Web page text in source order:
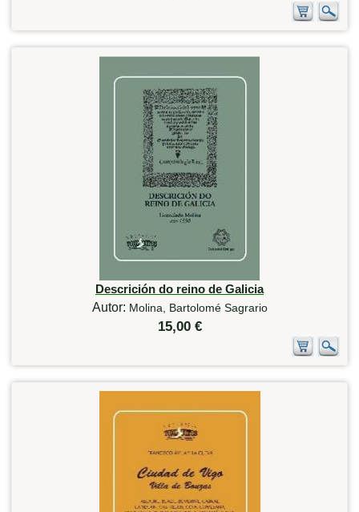
Descrición do reino de Galicia
Autor: Molina, Bartolomé Sagrario
15,00 €